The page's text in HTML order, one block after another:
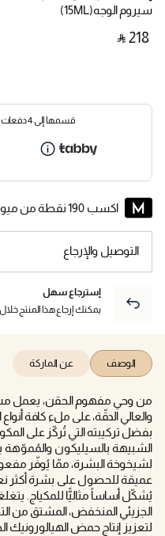
سيروم الوجه(15ML)
‎ ⃁ ⁦218⁩ ‎
قسمها إلى 4 دفعات متساوية بقيمة
اكسب 190 نقطة من ميوز على طلبك -
التوصيل والإرجاع
إسترجاع سهل
يمكنك إرجاع هذا المنتج خلال 7 يومًا.
الوصف عن الماركة
من وحي مفهوم الحقن، يعمل
والعالي الدقّة، على ملء كافة
بفضل تركيبته التي تُركّز على
الشبيهة بالسيليكون
لشيخوخة البشرة، ممّا يُوفّر
عميقة للحصول على بشرة أكثر
يُشكّل أساساً مثاليًّا للمكياج.
الجزيئي المنخفض، المشتق من
لتعزيز إنتاج حمض الهيالورونيك